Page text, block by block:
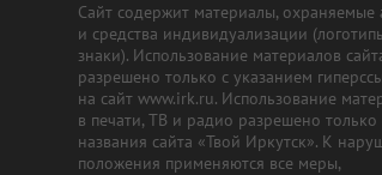
Сайт содержит материалы, охраняемые
и средства индивидуализации
знаки). Использование материалов
разрешено только с указанием
на сайт www.irk.ru. Использование
в печати, ТВ и радио разрешено только
названия сайта «Твой Иркутск». К
положения применяются все меры,